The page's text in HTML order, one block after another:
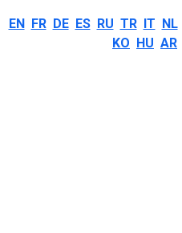
EN FR DE ES RU TR IT NL
KO HU AR